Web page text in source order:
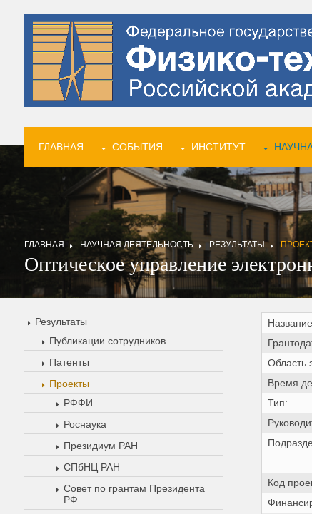
ГЛАВНАЯ СОБЫТИЯ ИНСТИТУТ
ГЛАВНАЯ НАУЧНАЯ ДЕЯТЕЛЬНОСТЬ РЕЗУЛЬТАТЫ
Оптическое управление
Результаты
Публикации сотрудников
Патенты
Проекты
РФФИ
Роснаука
Президиум РАН
СПбНЦ РАН
Совет по грантам Президента
РФ
Область
Время
Тип:
Код